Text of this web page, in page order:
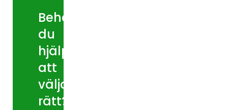
Behöver
du
hjälp
att
välja
rätt?